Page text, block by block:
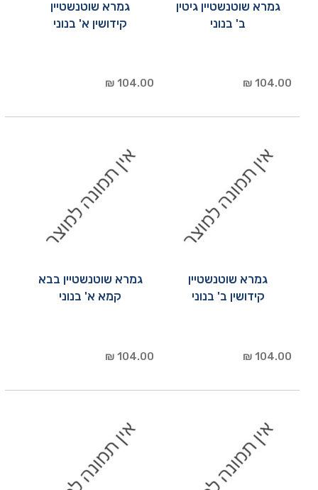
גמרא שוטנשטיין גיטין
ב' בנוני
104.00 ₪
גמרא שוטנשטיין
קידושין א' בנוני
104.00 ₪
גמרא שוטנשטיין
קידושין ב' בנוני
104.00 ₪
גמרא שוטנשטיין בבא
קמא א' בנוני
104.00 ₪